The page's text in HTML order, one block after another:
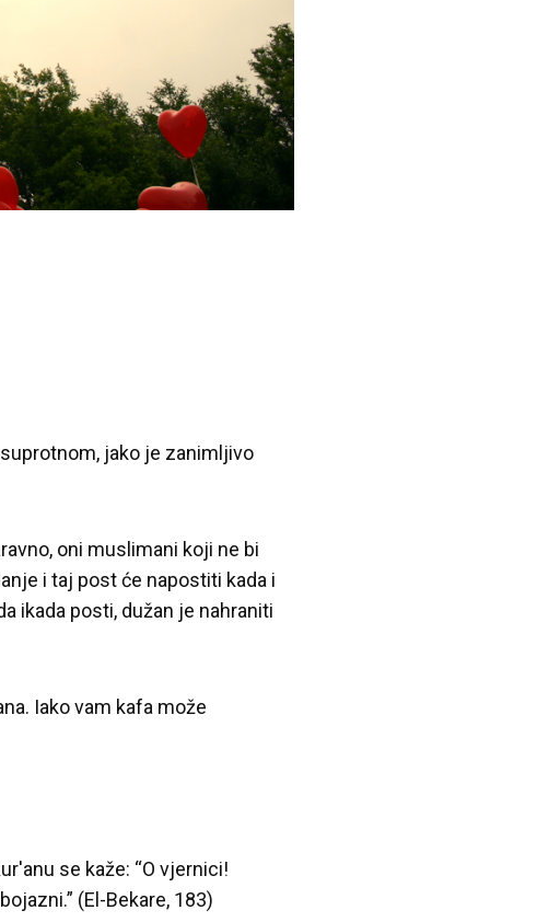
jako je zanimljivo
oni muslimani koji ne bi
i taj post će napostiti kada i
ikada posti, dužan je nahraniti
Iako vam kafa može
se kaže: “O vjernici!
(El-Bekare, 183)